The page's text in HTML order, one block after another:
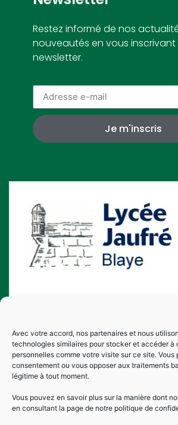
Avec votre accord, nos partenaires et nous
technologies similaires pour stocker et accéder à
personnelles comme votre visite sur ce site.
consentement ou vous opposer aux traitements
légitime à tout moment.
Vous pouvez en savoir plus sur la manière dont
en consultant la page de notre politique de
Restez informé de nos
nouveautés en vous
newsletter.
Je m'inscris
Mentions légales
Plan du site